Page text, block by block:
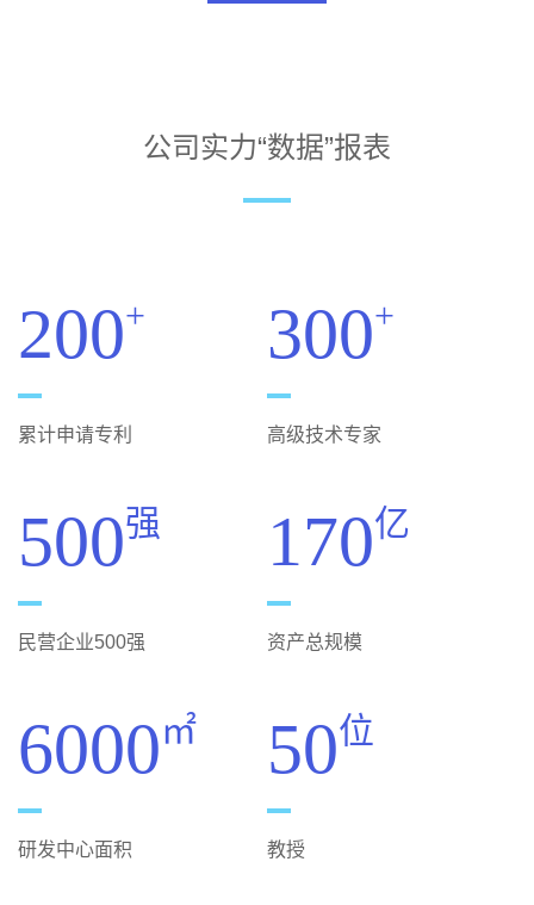
公司实力“数据”报表
200+
累计申请专利
300+
高级技术专家
500强
民营企业500强
170亿
资产总规模
6000㎡
研发中心面积
50位
教授